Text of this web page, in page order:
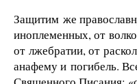
Защитим же
иноплеменных, от
от лжебратии, от
анафему и погибель.